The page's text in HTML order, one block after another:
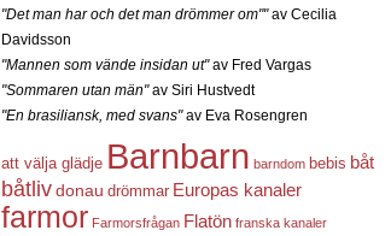
"Det man har och det man drömmer om""av Cecilia
Davidsson
"Mannen som vände insidan ut"av Fred Vargas
"Sommaren utan män"av Siri Hustvedt
"En brasiliansk, med svans"av Eva Rosengren
att välja glädje Barnbarn barndom bebis båt
båtliv donau drömmar Europas kanaler
farmor Farmorsfrågan Flatön franska kanaler